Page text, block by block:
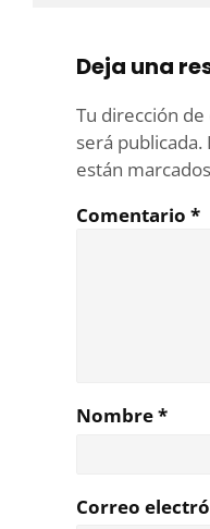
Deja una
Tu dirección
será publicada.
están
Comentario *
Nombre*
Correo